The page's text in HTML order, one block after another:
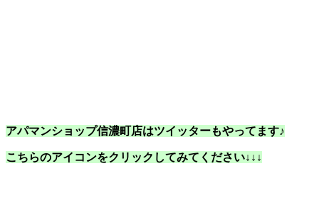
アパマンショップ信濃町店はツイッターもやってます♪
こちらのアイコンをクリックしてみてください↓↓↓